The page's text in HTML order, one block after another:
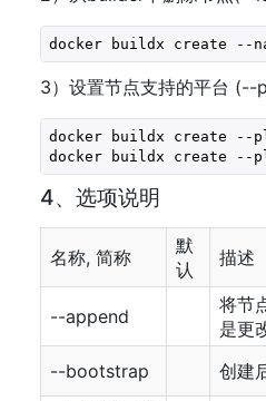
docker buildx create --
3）设置节点支持的平台 (--
docker buildx create --
docker buildx create --
4、选项说明
名称, 简称
默
认
描述
--append
将节
是更
--bootstrap
创建